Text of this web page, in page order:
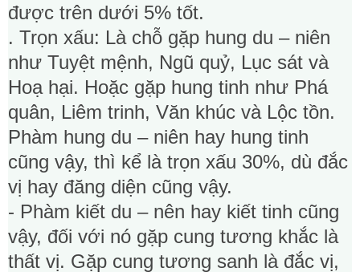
được trên dưới 5% tốt.
. Trọn xấu: Là chỗ gặp hung du – niên
như Tuyệt mệnh, Ngũ quỷ, Lục sát và
Hoạ hại. Hoặc gặp hung tinh như Phá
quân, Liêm trinh, Văn khúc và Lộc tồn.
Phàm hung du – niên hay hung tinh
cũng vậy, thì kể là trọn xấu 30%, dù đắc
vị hay đăng diện cũng vậy.
- Phàm kiết du – nên hay kiết tinh cũng
vậy, đối với nó gặp cung tương khắc là
thất vị. Gặp cung tương sanh là đắc vị,